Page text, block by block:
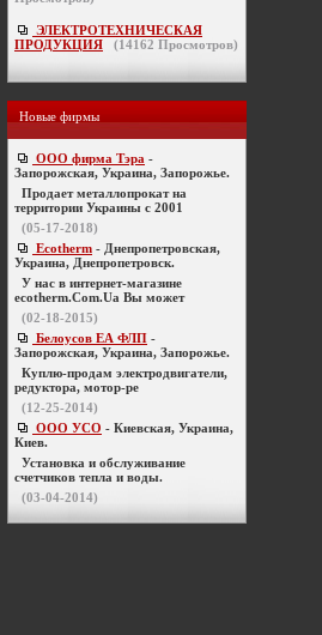
ЭЛЕКТРОТЕХНИЧЕСКАЯ
ПРОДУКЦИЯ
(14162 Просмотров)
Новые фирмы
ООО фирма Тэра -
Запорожская, Украина, Запорожье.
Продает металлопрокат на
территории Украины с 2001
(05-17-2018)
Ecotherm - Днепропетровская,
Украина, Днепропетровск.
У нас в интернет-магазине
ecotherm.Com.Ua Вы может
(02-18-2015)
Белоусов ЕА ФЛП -
Запорожская, Украина, Запорожье.
Куплю-продам электродвигатели,
редуктора, мотор-ре
(12-25-2014)
ООО УСО - Киевская, Украина,
Киев.
Установка и обслуживание
счетчиков тепла и воды.
(03-04-2014)